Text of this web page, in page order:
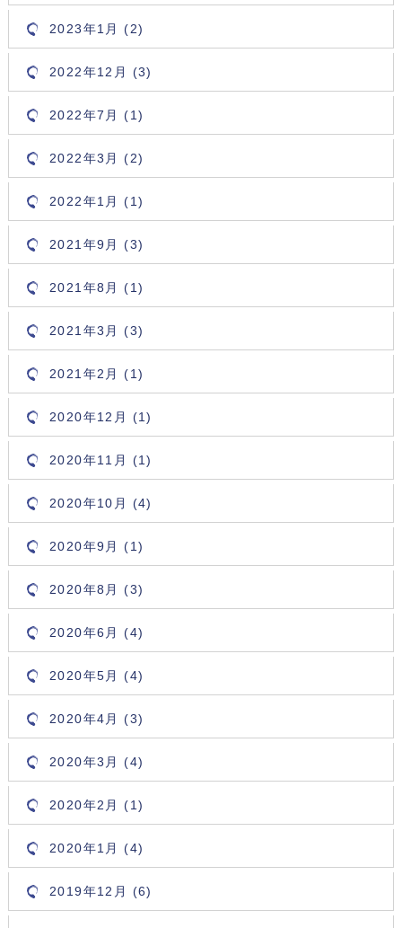
2023年1月 (2)
2022年12月 (3)
2022年7月 (1)
2022年3月 (2)
2022年1月 (1)
2021年9月 (3)
2021年8月 (1)
2021年3月 (3)
2021年2月 (1)
2020年12月 (1)
2020年11月 (1)
2020年10月 (4)
2020年9月 (1)
2020年8月 (3)
2020年6月 (4)
2020年5月 (4)
2020年4月 (3)
2020年3月 (4)
2020年2月 (1)
2020年1月 (4)
2019年12月 (6)